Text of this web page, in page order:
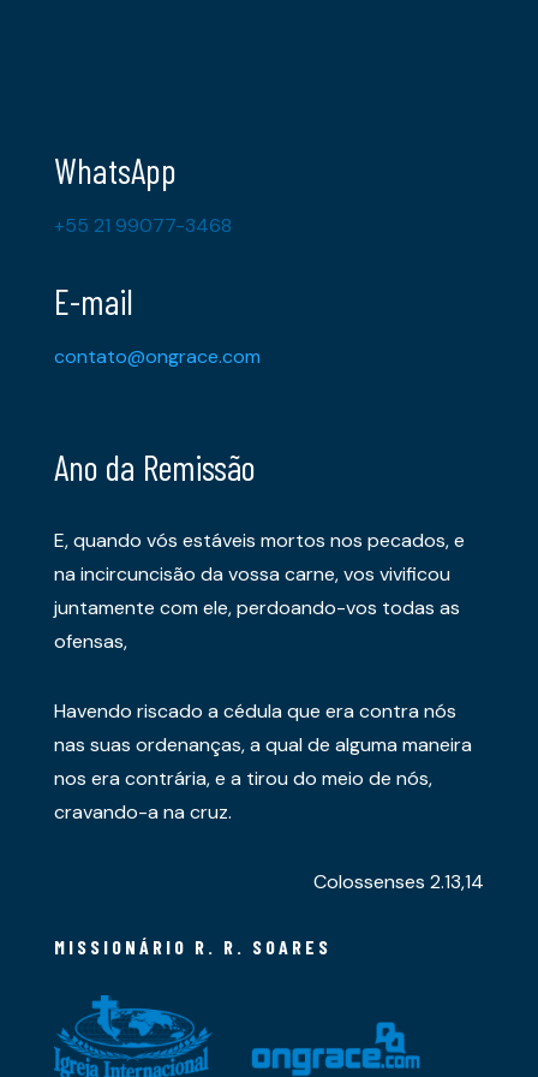
WhatsApp
+55 21 99077-3468
E-mail
contato@ongrace.com
Ano da Remissão
E, quando vós estáveis mortos nos pecados, e
na incircuncisão da vossa carne, vos vivificou
juntamente com ele, perdoando-vos todas as
ofensas,
Havendo riscado a cédula que era contra nós
nas suas ordenanças, a qual de alguma maneira
nos era contrária, e a tirou do meio de nós,
cravando-a na cruz.
Colossenses 2.13,14
MISSIONÁRIO R. R. SOARES